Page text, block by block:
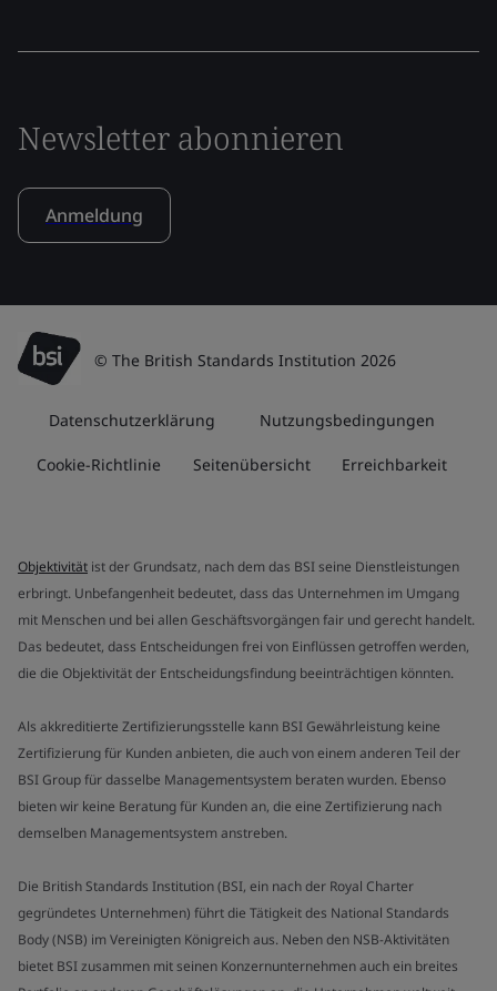
Newsletter abonnieren
Anmeldung
© The British Standards Institution 2026
Datenschutzerklärung Nutzungsbedingungen
Cookie-Richtlinie Seitenübersicht Erreichbarkeit
Objektivität ist der Grundsatz, nach dem das BSI seine Dienstleistungen
erbringt. Unbefangenheit bedeutet, dass das Unternehmen im Umgang
mit Menschen und bei allen Geschäftsvorgängen fair und gerecht handelt.
Das bedeutet, dass Entscheidungen frei von Einflüssen getroffen werden,
die die Objektivität der Entscheidungsfindung beeinträchtigen könnten.
Als akkreditierte Zertifizierungsstelle kann BSI Gewährleistung keine
Zertifizierung für Kunden anbieten, die auch von einem anderen Teil der
BSI Group für dasselbe Managementsystem beraten wurden. Ebenso
bieten wir keine Beratung für Kunden an, die eine Zertifizierung nach
demselben Managementsystem anstreben.
Die British Standards Institution (BSI, ein nach der Royal Charter
gegründetes Unternehmen) führt die Tätigkeit des National Standards
Body (NSB) im Vereinigten Königreich aus. Neben den NSB-Aktivitäten
bietet BSI zusammen mit seinen Konzernunternehmen auch ein breites